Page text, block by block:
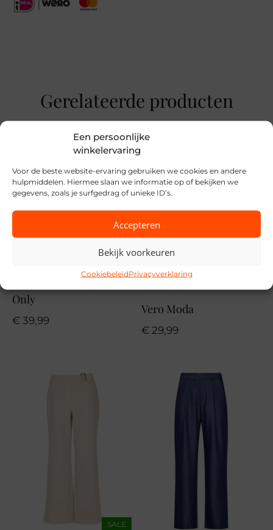
Een persoonlijke
winkelervaring
Voor de beste website-ervaring gebruiken we cookies en andere
hulpmiddelen. Hiermee slaan we informatie op of bekijken we
gegevens, zoals je surfgedrag of unieke ID’s.
Accepteren
Bekijk voorkeuren
CookiebeleidPrivacyverklaring
4063043387114, 4063043387121,
Seizoen
Gerelateerde producten
Only
€ 39,99
Vero Moda
€ 29,99
SALE